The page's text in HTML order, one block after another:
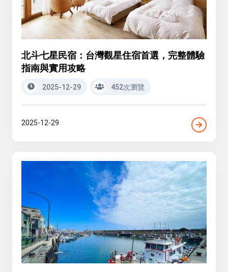
北斗七星民宿：台灣觀星住宿首選，完整體驗
指南與實用攻略
2025-12-29 452次瀏覽
2025-12-29